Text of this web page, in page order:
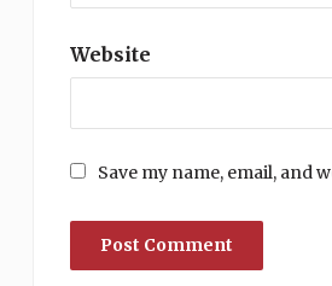
Website
Save my name, email, and